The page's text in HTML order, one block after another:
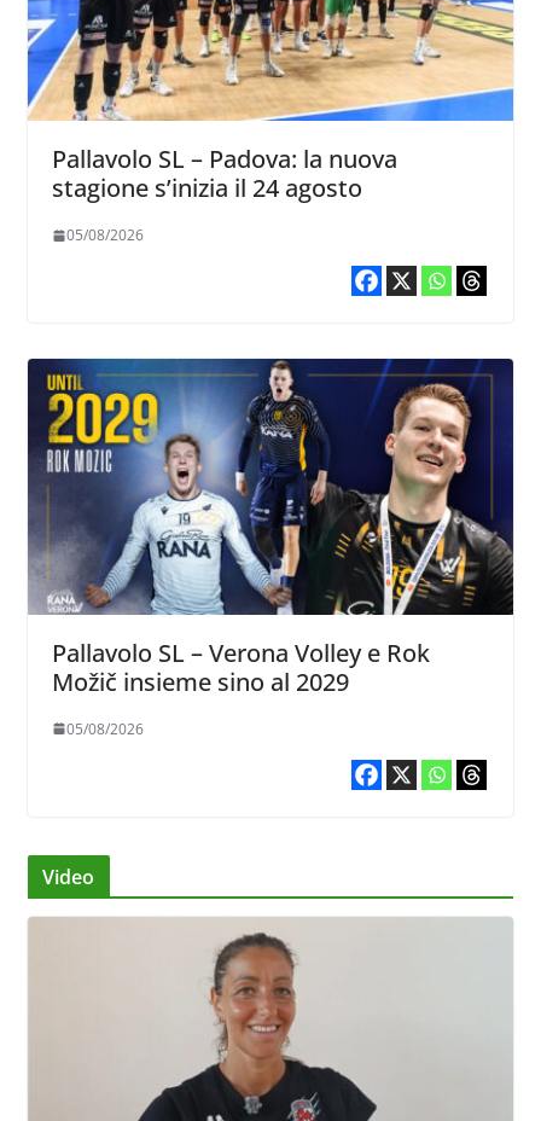
Pallavolo SL – Padova: la nuova
stagione s’inizia il 24 agosto
05/08/2026
Pallavolo SL – Verona Volley e Rok
Možič insieme sino al 2029
05/08/2026
Video